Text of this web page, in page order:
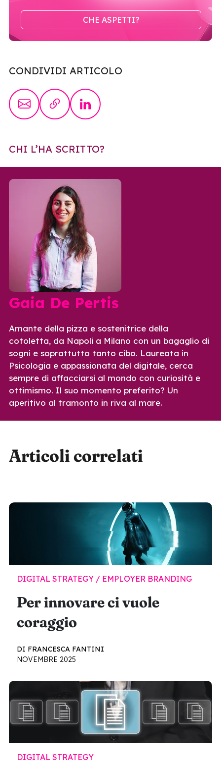
CHE ASPETTI?
CONDIVIDI ARTICOLO
CHI L’HA SCRITTO?
Gaia De Pertis
Amante della pizza e sostenitrice della
cotoletta, da Napoli a Milano con un bagaglio di
sogni e soprattutto tanto cibo. Laureata in
Psicologia e appassionata del digitale, cerca
sempre di affacciarsi al mondo con curiosità e
ottimismo. Il suo momento preferito? Un
aperitivo al tramonto in riva al mare.
Articoli correlati
DIGITAL STRATEGY / EMPLOYER BRANDING
Per innovare ci vuole
coraggio
DI FRANCESCA FANTINI
NOVEMBRE 2025
DIGITAL STRATEGY